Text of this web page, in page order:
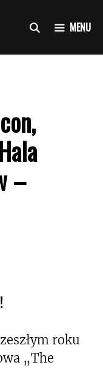
MENU
–
roku
„The